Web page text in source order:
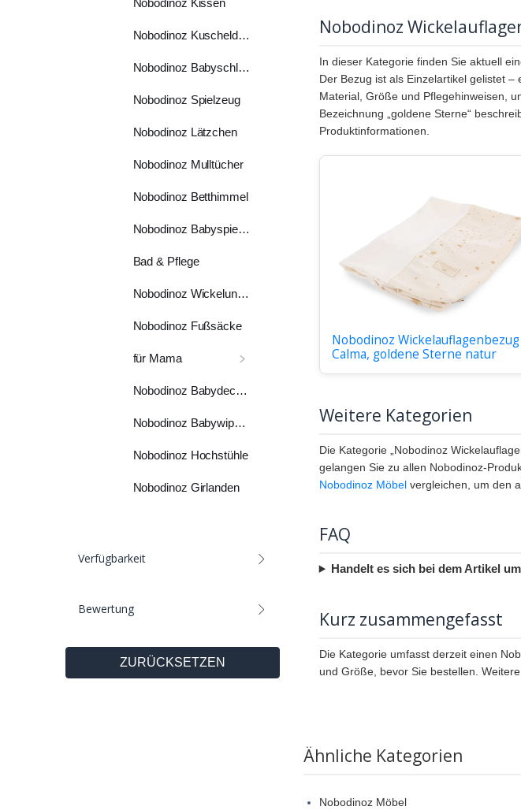
Nobodinoz Kissen
Nobodinoz Kuscheldecken
Nobodinoz Babyschlafsäcke
Nobodinoz Spielzeug
Nobodinoz Lätzchen
Nobodinoz Mulltücher
Nobodinoz Betthimmel
Nobodinoz Babyspielzeug
Bad & Pflege
Nobodinoz Wickelunterlagen
Nobodinoz Fußsäcke
für Mama
Nobodinoz Babydecken
Nobodinoz Babywippen
Nobodinoz Hochstühle
Nobodinoz Girlanden
Verfügbarkeit
Bewertung
ZURÜCKSETZEN
Nobodinoz
In dieser Kategorie finden Sie aktuell
Der Bezug ist als Einzelartikel gelistet
Material, Größe und Pflegehinweisen,
Bezeichnung „goldene Sterne“
Produktinformationen.
Nobodinoz Wickelauflagenbezug
Calma, goldene Sterne natur
Weitere Kategorien
Die Kategorie „Nobodinoz
gelangen Sie zu allen Nobodinoz-
Nobodinoz Möbelvergleichen, um den
FAQ
Handelt es sich bei dem Artikel
Kurz zusammengefasst
Die Kategorie umfasst derzeit einen
und Größe, bevor Sie bestellen.
Ähnliche Kategorien
Nobodinoz Möbel